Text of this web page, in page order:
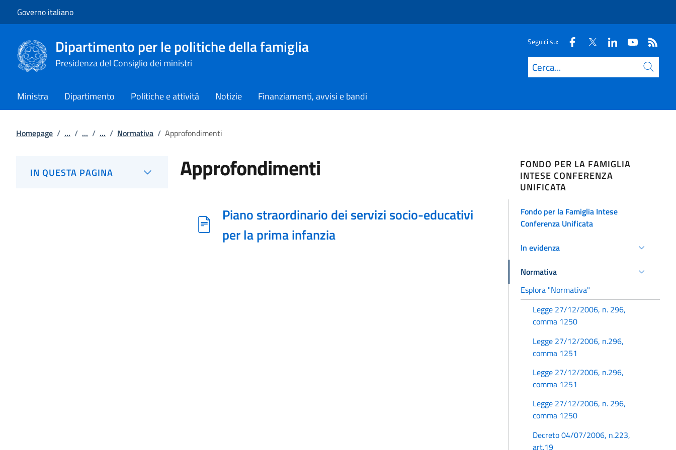
Governo italiano
Dipartimento per le politiche della famiglia
Presidenza del Consiglio dei ministri
Seguici su:
Cerca
Ministra Dipartimento Politiche e attività Notizie Finanziamenti, avvisi e bandi
Homepage / ... / ... / ... / Normativa / Approfondimenti
IN QUESTA PAGINA Approfondimenti
Piano straordinario dei servizi socio-educativi
per la prima infanzia
FONDO PER LA FAMIGLIA
INTESE CONFERENZA
UNIFICATA
Fondo per la Famiglia Intese
Conferenza Unificata
In evidenza
Normativa
Esplora "Normativa"
Legge 27/12/2006, n. 296,
comma 1250
Legge 27/12/2006, n.296,
comma 1251
Legge 27/12/2006, n.296,
comma 1251
Legge 27/12/2006, n. 296,
comma 1250
Decreto 04/07/2006, n.223,
art.19